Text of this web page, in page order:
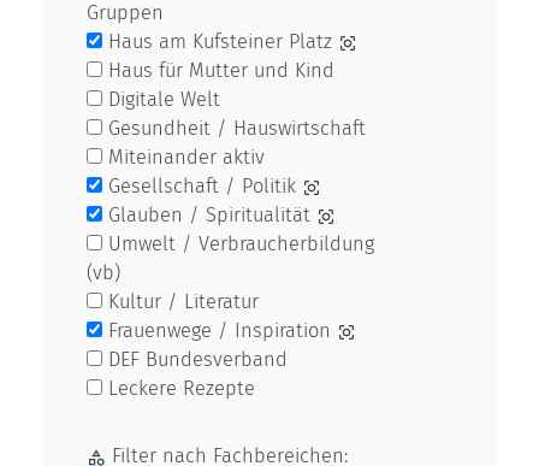
Gruppen
Haus am Kufsteiner Platz
Haus für Mutter und Kind
Digitale Welt
Gesundheit / Hauswirtschaft
Miteinander aktiv
Gesellschaft / Politik
Glauben / Spiritualität
Umwelt / Verbraucherbildung
(vb)
Kultur / Literatur
Frauenwege / Inspiration
DEF Bundesverband
Leckere Rezepte
Filter nach Fachbereichen: